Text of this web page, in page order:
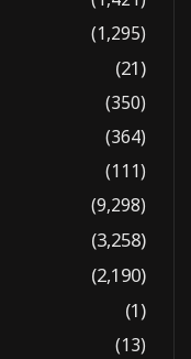
(1,295)
(21)
(350)
(364)
(111)
(9,298)
(3,258)
(2,190)
(1)
(13)